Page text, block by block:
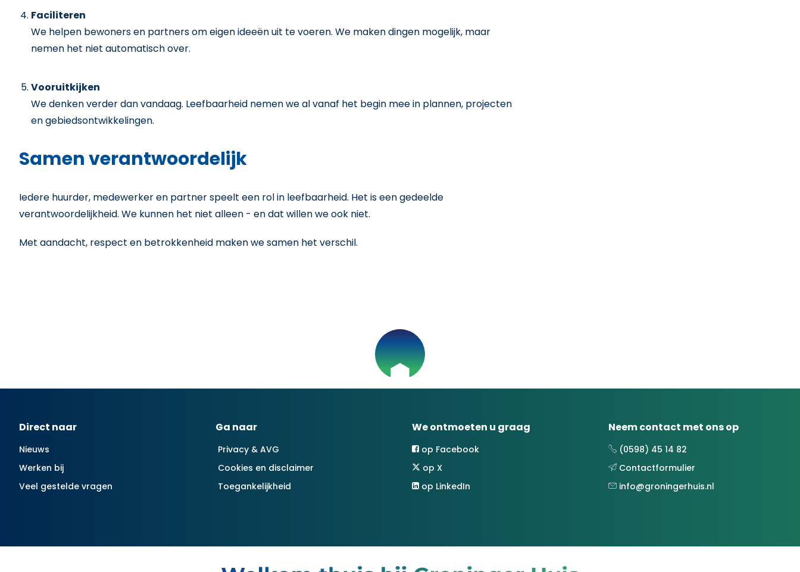
Faciliteren
We helpen bewoners en partners om eigen ideeën uit te voeren. We maken dingen mogelijk, maar
nemen het niet automatisch over.
Vooruitkijken
We denken verder dan vandaag. Leefbaarheid nemen we al vanaf het begin mee in plannen, projecten
en gebiedsontwikkelingen.
Samen verantwoordelijk
Iedere huurder, medewerker en partner speelt een rol in leefbaarheid. Het is een gedeelde
verantwoordelijkheid. We kunnen het niet alleen - en dat willen we ook niet.
Met aandacht, respect en betrokkenheid maken we samen het verschil.
Contactinformatie
Direct naar
Nieuws
Werken bij
Veel gestelde vragen
Ga naar
Privacy & AVG
Cookies en disclaimer
Toegankelijkheid
We ontmoeten u graag
op Facebook
op X
op LinkedIn
Neem contact met ons op
(0598) 45 14 82
Contactformulier
info@groningerhuis.nl